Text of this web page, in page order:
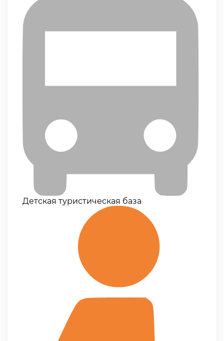
Детская туристическая база